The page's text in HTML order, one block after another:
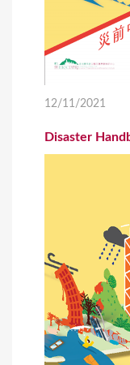
12/11/2021
Disaster